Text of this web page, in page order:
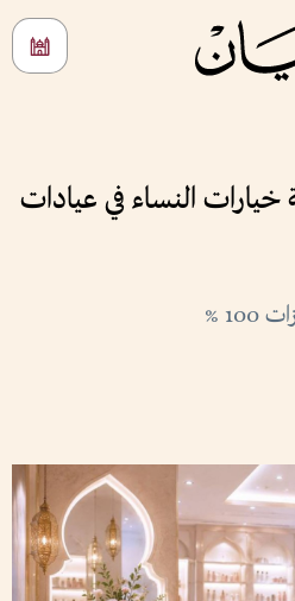
خيارات النساء في عيادات
%